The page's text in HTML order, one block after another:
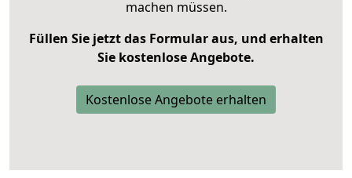
machen müssen.
Füllen Sie jetzt das Formular aus, und erhalten
Sie kostenlose Angebote.
Kostenlose Angebote erhalten